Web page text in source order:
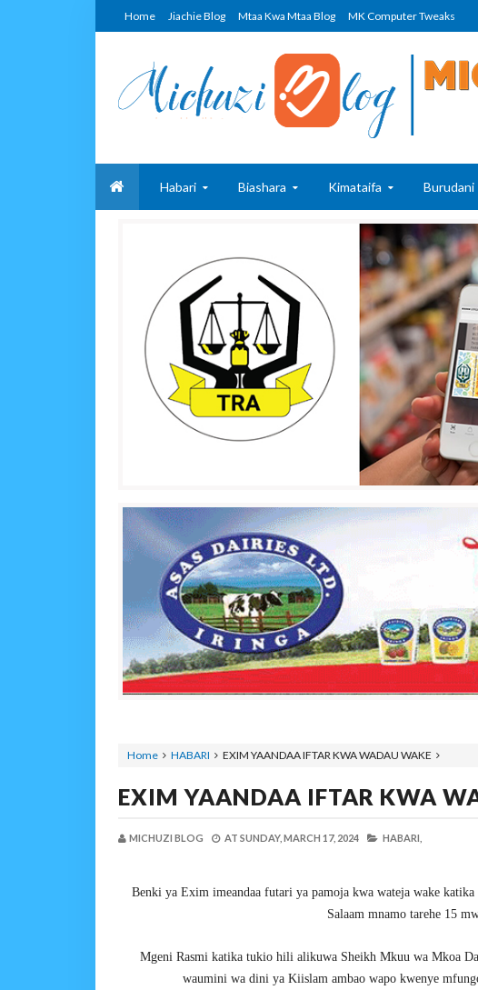
Home Jiachie Blog Mtaa Kwa Mtaa Blog MK Computer Tweaks
Habari Biashara Kimataifa Burudani
Home HABARI EXIM YAANDAA IFTAR KWA WADAU WAKE
EXIM YAANDAA IFTAR KWA
MICHUZI BLOG AT SUNDAY, MARCH 17, 2024 HABARI,
Benki ya Exim imeandaa futari ya pamoja kwa wateja wake
Salaam mnamo tarehe 15
Mgeni Rasmi katika tukio hili alikuwa Sheikh Mkuu wa Mkoa
waumini wa dini ya Kiislam ambao wapo kwenye